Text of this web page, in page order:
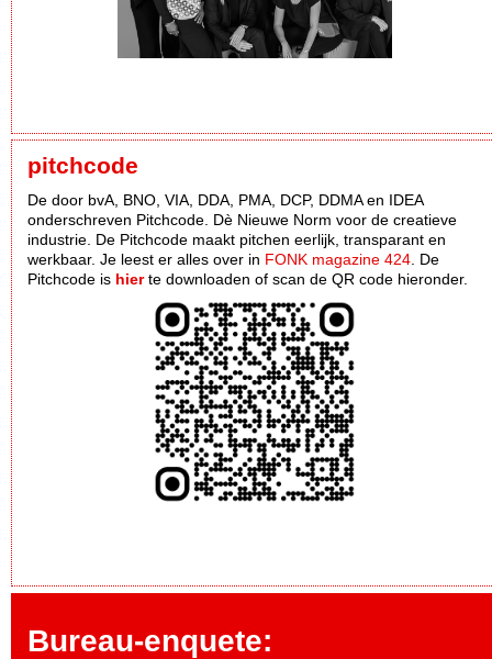
pitchcode
De door bvA, BNO, VIA, DDA, PMA, DCP, DDMA en IDEA
onderschreven Pitchcode. Dè Nieuwe Norm voor de creatieve
industrie. De Pitchcode maakt pitchen eerlijk, transparant en
werkbaar. Je leest er alles over in FONK magazine 424 . De
Pitchcode is hierte downloaden of scan de QR code hieronder.
Bureau-enquete: